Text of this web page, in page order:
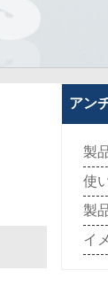
アン
製
使
製
イ